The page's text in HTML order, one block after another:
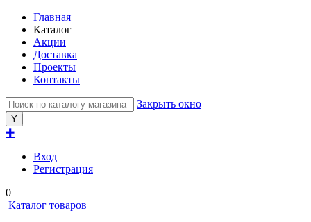
Главная
Каталог
Акции
Доставка
Проекты
Контакты
Закрыть окно
✚
Вход
Регистрация
0
Каталог товаров